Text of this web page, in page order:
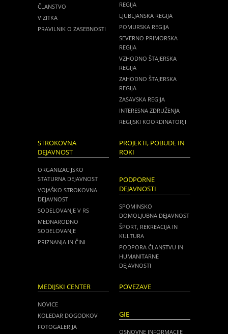
ČLANSTVO
VIZITKA
PRAVILNIK O ZASEBNOSTI
REGIJA
LJUBLJANSKA REGIJA
POMURSKA REGIJA
SEVERNO PRIMORSKA
REGIJA
VZHODNO ŠTAJERSKA
REGIJA
ZAHODNO ŠTAJERSKA
REGIJA
ZASAVSKA REGIJA
INTERESNA ZDRUŽENJA
REGIJSKI KOORDINATORJI
STROKOVNA
DEJAVNOST
ORGANIZACIJSKO
STATURNA DEJAVNOST
VOJAŠKO STROKOVNA
DEJAVNOST
SODELOVANJE V RS
MEDNARODNO
SODELOVANJE
PRIZNANJA IN ČINI
PROJEKTI, POBUDE IN
ROKI
PODPORNE
DEJAVNOSTI
SPOMINSKO
DOMOLJUBNA DEJAVNOST
ŠPORT, REKREACIJA IN
KULTURA
PODPORA ČLANSTVU IN
HUMANITARNE
DEJAVNOSTI
MEDIJSKI CENTER
NOVICE
KOLEDAR DOGODKOV
FOTOGALERIJA
POVEZAVE
GIE
OSNOVNE INFORMACIJE